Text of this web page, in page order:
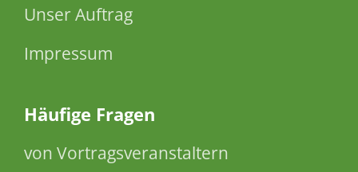
Unser Auftrag
Impressum
Häufige Fragen
von Vortragsveranstaltern